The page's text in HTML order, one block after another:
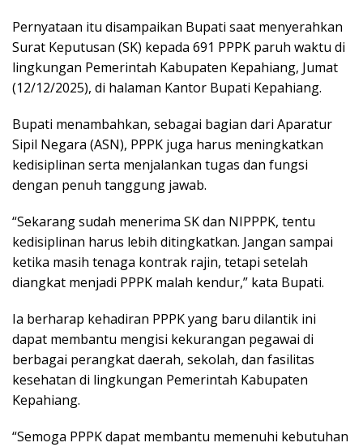
Pernyataan itu disampaikan Bupati saat menyerahkan
Surat Keputusan (SK) kepada 691 PPPK paruh waktu di
lingkungan Pemerintah Kabupaten Kepahiang, Jumat
(12/12/2025), di halaman Kantor Bupati Kepahiang.
Bupati menambahkan, sebagai bagian dari Aparatur
Sipil Negara (ASN), PPPK juga harus meningkatkan
kedisiplinan serta menjalankan tugas dan fungsi
dengan penuh tanggung jawab.
“Sekarang sudah menerima SK dan NIPPPK, tentu
kedisiplinan harus lebih ditingkatkan. Jangan sampai
ketika masih tenaga kontrak rajin, tetapi setelah
diangkat menjadi PPPK malah kendur,” kata Bupati.
Ia berharap kehadiran PPPK yang baru dilantik ini
dapat membantu mengisi kekurangan pegawai di
berbagai perangkat daerah, sekolah, dan fasilitas
kesehatan di lingkungan Pemerintah Kabupaten
Kepahiang.
“Semoga PPPK dapat membantu memenuhi kebutuhan